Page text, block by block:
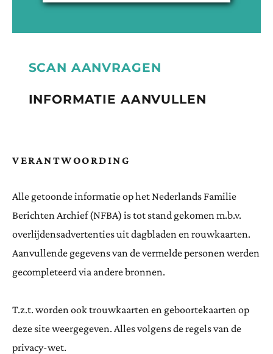
SCAN AANVRAGEN
INFORMATIE AANVULLEN
VERANTWOORDING
Alle getoonde informatie op het Nederlands Familie
Berichten Archief (NFBA) is tot stand gekomen m.b.v.
overlijdensadvertenties uit dagbladen en rouwkaarten.
Aanvullende gegevens van de vermelde personen werden
gecompleteerd via andere bronnen.
T.z.t. worden ook trouwkaarten en geboortekaarten op
deze site weergegeven. Alles volgens de regels van de
privacy-wet.